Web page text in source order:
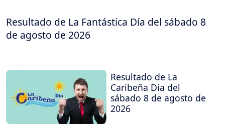
Resultado de La Fantástica Día del sábado 8
de agosto de 2026
Resultado de La
Caribeña Día del
sábado 8 de agosto de
2026